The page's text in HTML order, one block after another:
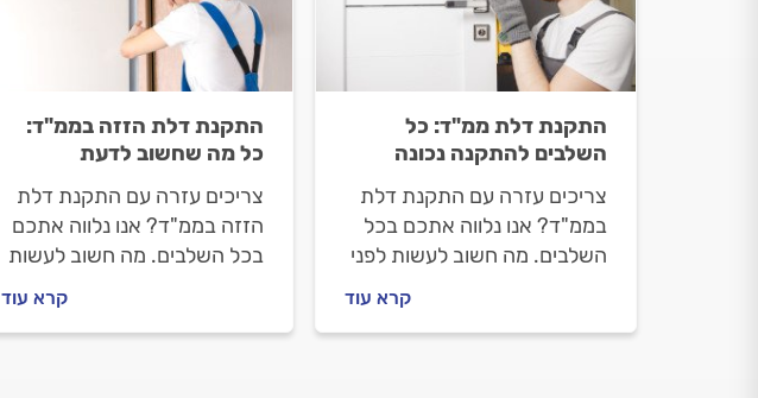
התקנת דלת ממ"ד: כל
השלבים להתקנה נכונה
צריכים עזרה עם התקנת דלת
בממ"ד? אנו נלווה אתכם בכל
השלבים. מה חשוב לעשות לפני
חשוב לבדוק מולו וכמה עולה
התקנה של דלת סטנדרטית
קרא עוד
התקנת דלת הזזה בממ"ד:
כל מה שחשוב לדעת
צריכים עזרה עם התקנת דלת
הזזה בממ"ד? אנו נלווה אתכם
בכל השלבים. מה חשוב לעשות
מה חשוב לבדוק מולו וכמה עולה
התקנה של דלת הזזה בממ"ד?
קרא עוד